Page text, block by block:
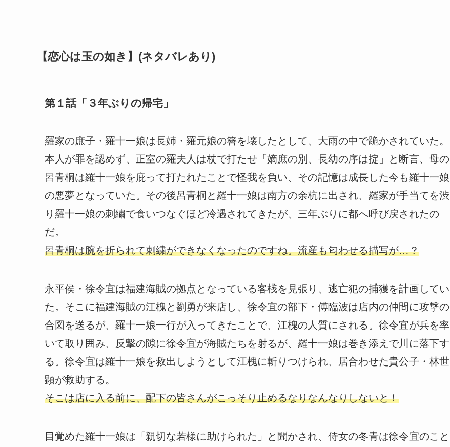
【恋心は玉の如き】(ネタバレあり)
第１話「３年ぶりの帰宅」
羅家の庶子・羅十一娘は長姉・羅元娘の簪を壊したとして、大雨の中で跪かされていた。
本人が罪を認めず、正室の羅夫人は杖で打たせ「嫡庶の別、長幼の序は掟」と断言、母の
呂青桐は羅十一娘を庇って打たれたことで怪我を負い、その記憶は成長した今も羅十一娘
の悪夢となっていた。その後呂青桐と羅十一娘は南方の余杭に出され、羅家が手当てを渋
り羅十一娘の刺繍で食いつなぐほど冷遇されてきたが、三年ぶりに都へ呼び戻されたの
だ。
呂青桐は腕を折られて刺繍ができなくなったのですね。流産も匂わせる描写が…？
永平侯・徐令宜は福建海賊の拠点となっている客桟を見張り、逃亡犯の捕獲を計画してい
た。そこに福建海賊の江槐と劉勇が来店し、徐令宜の部下・傅臨波は店内の仲間に攻撃の
合図を送るが、羅十一娘一行が入ってきたことで、江槐の人質にされる。徐令宜が兵を率
いて取り囲み、反撃の隙に徐令宜が海賊たちを射るが、羅十一娘は巻き添えで川に落下す
る。徐令宜は羅十一娘を救出しようとして江槐に斬りつけられ、居合わせた貴公子・林世
顕が救助する。
そこは店に入る前に、配下の皆さんがこっそり止めるなりなんなりしないと！
目覚めた羅十一娘は「親切な若様に助けられた」と聞かされ、侍女の冬青は徐令宜のこと